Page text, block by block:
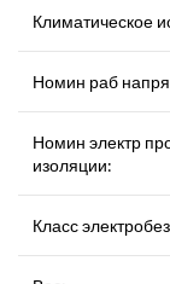
Климатическое
Номин раб
Номин электр
изоляции:
Класс